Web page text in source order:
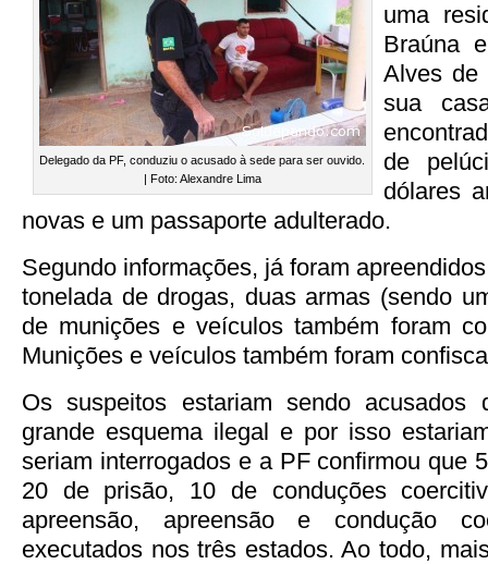
Delegado da PF, conduziu o acusado à sede para ser ouvido.
| Foto: Alexandre Lima
uma
Braúna
Alves de
sua
de
dólares
novas e um passaporte adulterado.
Segundo informações, já foram
tonelada de drogas, duas armas (sendo
de munições e veículos também foram
Munições e veículos também foram
Os suspeitos estariam sendo
grande esquema ilegal e por isso
seriam interrogados e a PF confirmou que
20 de prisão, 10 de conduções
apreensão, apreensão e condução
executados nos três estados. Ao todo,